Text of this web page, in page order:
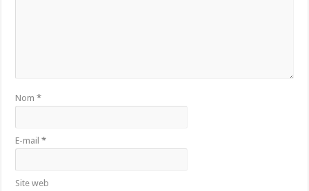
Nom*
E-mail*
Site web